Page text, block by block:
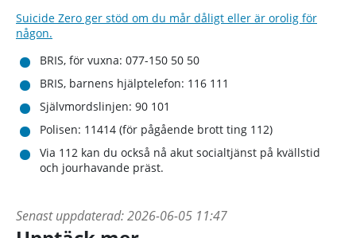
Suicide Zero ger stöd om du mår dåligt eller är orolig för
någon.
BRIS, för vuxna: 077-150 50 50
BRIS, barnens hjälptelefon: 116 111
Självmordslinjen: 90 101
Polisen: 11414 (för pågående brott ting 112)
Via 112 kan du också nå akut socialtjänst på kvällstid
och jourhavande präst.
Senast uppdaterad:2026-06-05 11:47